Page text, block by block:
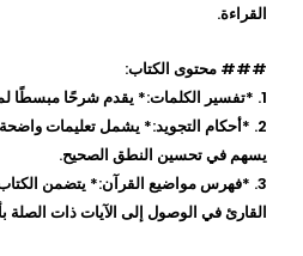
القراءة.
### محتوى الكتاب:
1. *تفسير الكلمات:* يقدم شرحًا مبسطًا لمعاني الكلمات القرآنية.
2. *أحكام التجويد:* يشمل تعليمات
يسهم في تحسين النطق الصحيح.
3. *فهرس مواضيع القرآن:* يتضمن
القارئ في الوصول إلى الآيات ذات